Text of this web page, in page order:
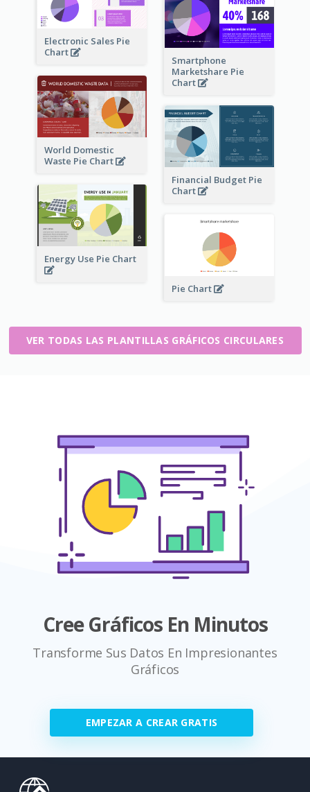
Electronic Sales Pie
Chart
Smartphone
Marketshare Pie
Chart
World Domestic
Waste Pie Chart
Financial Budget Pie
Chart
Energy Use Pie Chart
Pie Chart
VER TODAS LAS PLANTILLAS GRÁFICOS CIRCULARES
Cree Gráficos En Minutos
Transforme Sus Datos En Impresionantes
Gráficos
EMPEZAR A CREAR GRATIS